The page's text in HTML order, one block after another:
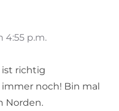
4:55 p.m.
ist richtig
noch! Bin mal
Norden.